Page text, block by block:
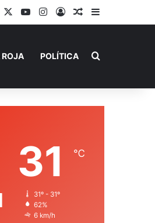
YouTubeInstagram
AccesoPublicación al
Barra lateral
ROJA POLÍTICA Buscar por
31 ℃
31º - 31º
62%
6 km/h